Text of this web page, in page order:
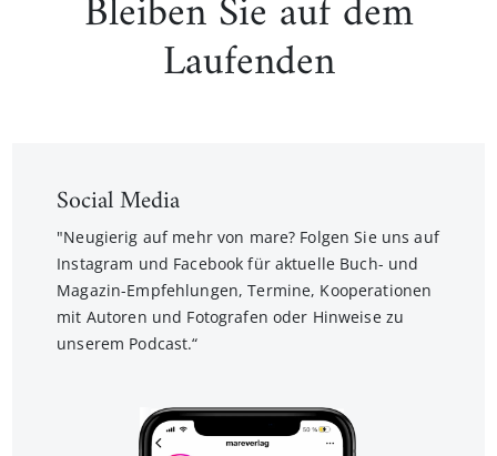
Laufenden
Social Media
"Neugierig auf mehr von mare? Folgen Sie uns auf
Instagram und Facebook für aktuelle Buch- und
Magazin-Empfehlungen, Termine, Kooperationen
mit Autoren und Fotografen oder Hinweise zu
unserem Podcast.“